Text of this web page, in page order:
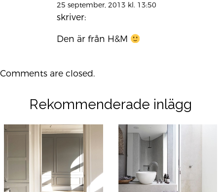
25 september, 2013 kl. 13:50
skriver:
Den är från H&M
Comments are closed.
Rekommenderade inlägg